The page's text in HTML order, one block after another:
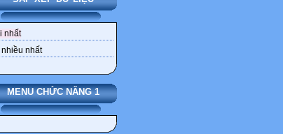
nhất
nhiều nhất
MENU CHỨC NĂNG 1